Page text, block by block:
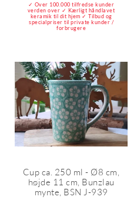
✓ Over 100.000 tilfredse kunder
verden over ✓ Kærligt håndlavet
keramik til dit hjem ✓ Tilbud og
specialpriser til private kunder /
forbrugere
Cup ca. 250 ml - Ø8 cm,
højde 11 cm, Bunzlau
mynte, BSN J-939